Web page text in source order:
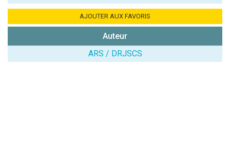
Avis sur
:
AJOUTER AUX FAVORIS
Auteur
ARS / DRJSCS